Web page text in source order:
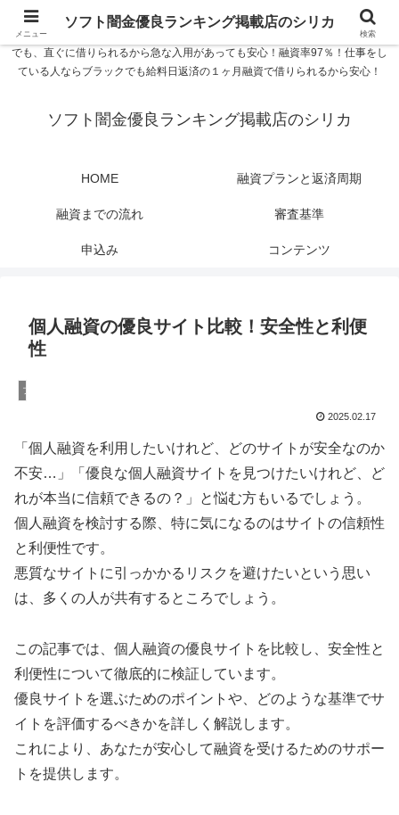
ソフト闇金優良ランキング 中小消費者金融在籍確認なし シリカなら24時間
365日 在籍確認なしで借りれるブラック即日振込融資です。土日や祝日、夜間
でも、直ぐに借りられるから急な入用があっても安心！融資率97％！仕事をし
ている人ならブラックでも給料日返済の１ヶ月融資で借りられるから安心！
ソフト闇金優良ランキング掲載店のシリカ
HOME 融資プランと返済周期
融資までの流れ 審査基準
申込み コンテンツ
個人融資の優良サイト比較！安全性と利便
性
ブラック融資
2025.02.17
「個人融資を利用したいけれど、どのサイトが安全なのか
不安…」「優良な個人融資サイトを見つけたいけれど、ど
れが本当に信頼できるの？」と悩む方もいるでしょう。
個人融資を検討する際、特に気になるのはサイトの信頼性
と利便性です。
悪質なサイトに引っかかるリスクを避けたいという思い
は、多くの人が共有するところでしょう。
この記事では、個人融資の優良サイトを比較し、安全性と
利便性について徹底的に検証しています。
優良サイトを選ぶためのポイントや、どのような基準でサ
イトを評価するべきかを詳しく解説します。
これにより、あなたが安心して融資を受けるためのサポー
トを提供します。
メニュー
ソフト闇金優良ランキング掲載店のシリカ
検索